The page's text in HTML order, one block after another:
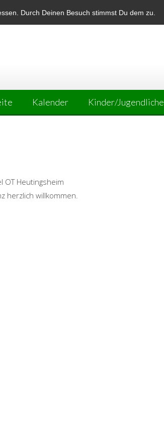
Durch Deinen Besuch stimmst Du dem zu.
Kalender Kinder/Jugendliche
Heutingsheim
herzlich willkommen.